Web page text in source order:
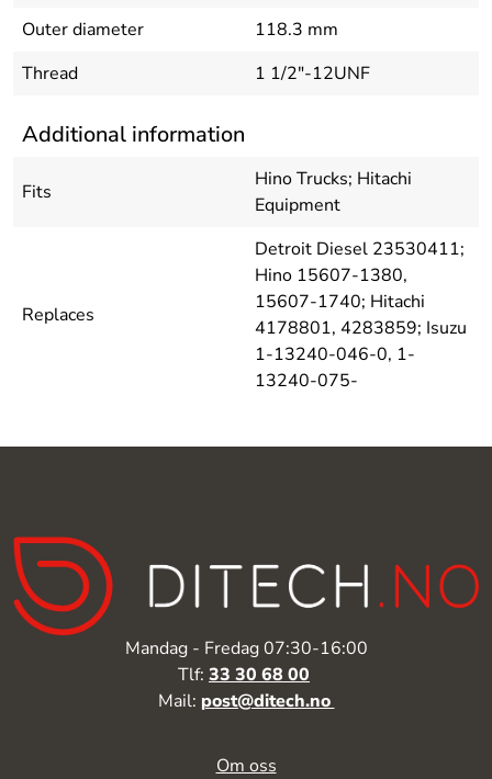
Outer diameter
118.3 mm
Thread
1 1/2"-12UNF
Additional information
Fits
Hino Trucks; Hitachi
Equipment
Replaces
Detroit Diesel 23530411;
Hino 15607-1380,
15607-1740; Hitachi
4178801, 4283859; Isuzu
1-13240-046-0, 1-
13240-075-
Mandag - Fredag 07:30-16:00
Tlf: 33 30 68 00
Mail: post@ditech.no
Om oss